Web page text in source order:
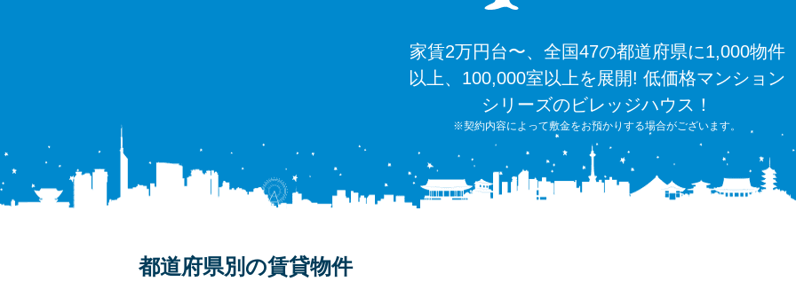
家賃2万円台〜、全国47の都道府県に1,000物件
以上、100,000室以上を展開! 低価格マンション
シリーズのビレッジハウス！
※契約内容によって敷金をお預かりする場合がございます。
都道府県別の賃貸物件